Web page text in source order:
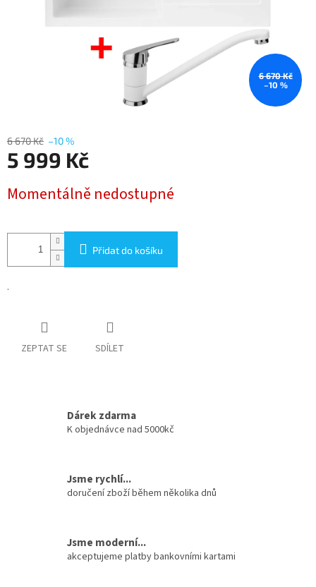
6 670 Kč
–10 %
6 670 Kč –10 %
5 999 Kč
cena:
Momentálně nedostupné
Přidat do košíku
.
ZEPTAT SE SDÍLET
Dárek zdarma
K objednávce nad 5000kč
Jsme rychlí...
doručení zboží během několika dnů
Jsme moderní...
akceptujeme platby bankovními kartami